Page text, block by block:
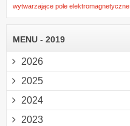
wytwarzające pole elektromagnetyczne
MENU - 2019
2026
2025
2024
2023